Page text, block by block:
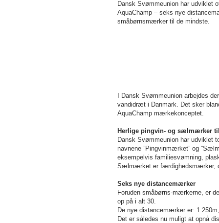
Dansk Svømmeunion har
AquaChamp – seks nye
småbørnsmærker til de mindste.
I Dansk Svømmeunion arbejdes
vandidræt i Danmark. Det sker
AquaChamp mærkekonceptet.
Herlige pingvin- og sælmærker
Dansk Svømmeunion har udviklet
navnene ”Pingvinmærket” og
eksempelvis familiesvømning,
Sælmærket er færdighedsmærker,
Seks nye distancemærker
Foruden småbørns-mærkerne, er
op på i alt 30.
De nye distancemærker er:
Det er således nu muligt at opnå